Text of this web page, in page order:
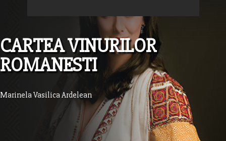
CARTEA VINURILOR
ROMANESTI
Marinela Vasilica Ardelean